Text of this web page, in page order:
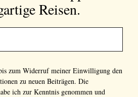
Reisen.
zum Widerruf meiner Einwilligung den
zu neuen Beiträgen. Die
ich zur Kenntnis genommen und